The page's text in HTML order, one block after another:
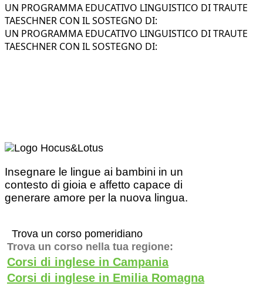
UN PROGRAMMA EDUCATIVO LINGUISTICO DI TRAUTE
TAESCHNER CON IL SOSTEGNO DI:
UN PROGRAMMA EDUCATIVO LINGUISTICO DI TRAUTE
TAESCHNER CON IL SOSTEGNO DI:
Insegnare le lingue ai bambini in un
contesto di gioia e affetto capace di
generare amore per la nuova lingua.
Trova un corso pomeridiano
Trova un corso nella tua regione:
Corsi di inglese in Campania
Corsi di inglese in Emilia Romagna